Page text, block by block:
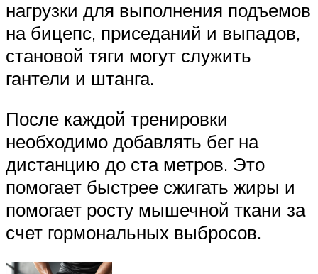
нагрузки для выполнения подъемов
на бицепс, приседаний и выпадов,
становой тяги могут служить
гантели и штанга.
После каждой тренировки
необходимо добавлять бег на
дистанцию до ста метров. Это
помогает быстрее сжигать жиры и
помогает росту мышечной ткани за
счет гормональных выбросов.